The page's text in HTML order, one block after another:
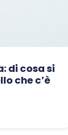
di cosa si
che c’è